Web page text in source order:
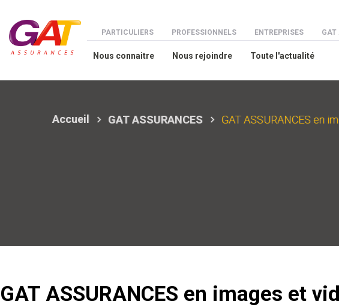
Menu espaces
PARTICULIERS PROFESSIONNELS ENTREPRISES GAT
Nous connaitre Nous rejoindre Toute l'actualité
Accueil GAT ASSURANCES GAT ASSURANCES en
GAT ASSURANCES en images et